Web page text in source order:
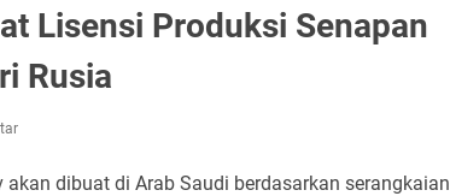
Lisensi Produksi Senapan
Rusia
dibuat di Arab Saudi berdasarkan serangkaian